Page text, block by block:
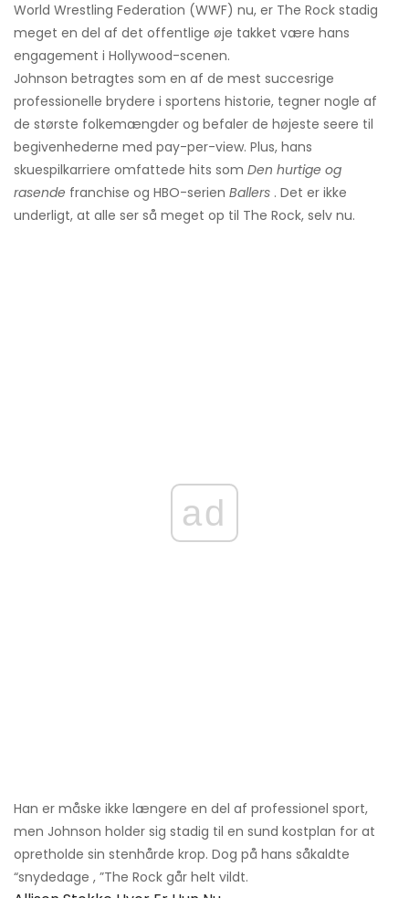
World Wrestling Federation (WWF) nu, er The Rock stadig
meget en del af det offentlige øje takket være hans
engagement i Hollywood-scenen.
Johnson betragtes som en af ​​de mest succesrige
professionelle brydere i sportens historie, tegner nogle af
de største folkemængder og befaler de højeste seere til
begivenhederne med pay-per-view. Plus, hans
skuespilkarriere omfattede hits som Den hurtige og
rasende franchise og HBO-serien Ballers . Det er ikke
underligt, at alle ser så meget op til The Rock, selv nu.
ad
Han er måske ikke længere en del af professionel sport,
men Johnson holder sig stadig til en sund kostplan for at
opretholde sin stenhårde krop. Dog på hans såkaldte
“snydedage , ”The Rock går helt vildt.